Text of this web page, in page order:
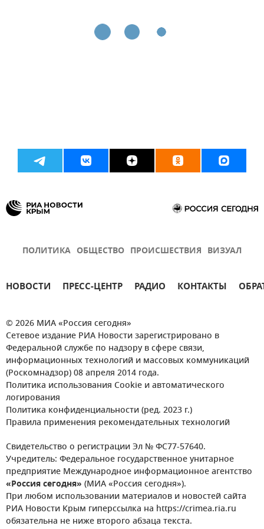
ПОЛИТИКА ОБЩЕСТВО ПРОИСШЕСТВИЯ ВИЗУАЛ
НОВОСТИ ПРЕСС-ЦЕНТР РАДИО КОНТАКТЫ
© 2026 МИА «Россия сегодня»
Сетевое издание РИА Новости зарегистрировано в
Федеральной службе по надзору в сфере связи,
информационных технологий и массовых коммуникаций
(Роскомнадзор) 08 апреля 2014 года.
Политика использования Cookie и автоматического
логирования
Политика конфиденциальности (ред. 2023 г.)
Правила применения рекомендательных технологий
Свидетельство о регистрации Эл № ФС77-57640.
Учредитель: Федеральное государственное унитарное
предприятие Международное информационное агентство
«Россия сегодня» (МИА «Россия сегодня»).
При любом использовании материалов и новостей сайта
РИА Новости Крым гиперссылка на https://crimea.ria.ru
обязательна не ниже второго абзаца текста.